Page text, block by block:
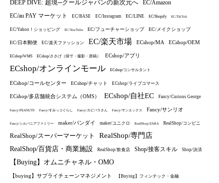
DEEP DIVE: 超境─クールジャパンの新次元へ EC/Amazon
EC/au PAY マーケット EC/BASE EC/Instagram EC/LINE EC/Shopify EC/TikTok
EC/Yahoo！ショッピング EC/YouTube EC/フューチャーショップ EC/メイクショップ
EC/日本郵便 EC/楽天ファッション EC/楽天市場 ECshop/MA ECshop/OEM
ECshop/WMS ECshop/ささげ（採寸・撮影・原稿） ECshop/アプリ
ECshop/オンラインモール ECshop/コンサルタント
ECshop/コールセンター ECshop/チャット ECshop/ライブコマース
ECshop/多店舗統合システム（OMS） ECshop/自社EC Fancy/Curious George
Fancy/PEANUTS Fancy/すみっコぐらし Fancy/カピバラさん Fancy/サンエックス Fancy/サンリオ
Fancy/シルバニアファミリー maker/バンダイ maker/ユニクロ RealShop/ZARA RealShop/コンビニ
RealShop/スーパーマーケット RealShop/専門店
RealShop/百貨店・商業施設 RealShop/飲食店 Shop/接客スキル Shop/決済
【Buying】オムニチャネル・OMO
【buying】サプライチェーンマネジメント 【Buying】フィンテック・金融